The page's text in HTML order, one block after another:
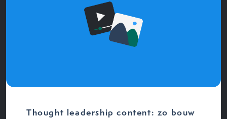
Thought leadership content: zo bouw